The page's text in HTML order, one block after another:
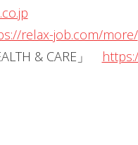
relax-job.com/more/
& CARE」